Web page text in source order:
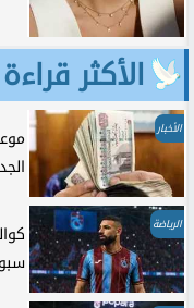
الأكثر قراءة
الأخبار
الرياضة